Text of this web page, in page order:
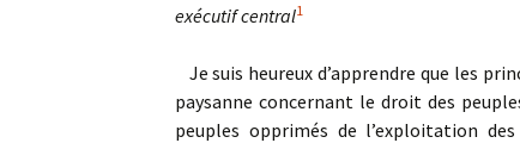
exécutif central1
Je suis heureux d’apprendre que les
paysanne concernant le droit des
peuples opprimés de l’exploitation